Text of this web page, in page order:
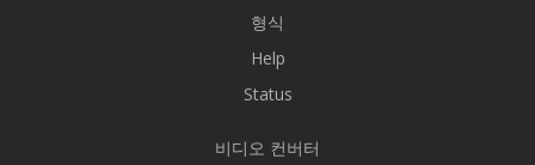
형식
Help
Status
비디오 컨버터